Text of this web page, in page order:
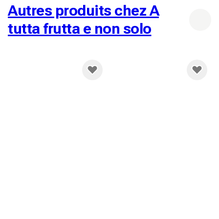
Livraison dès 7.00 CHF
Livraison gratuite dès150.00 CHF
Autres produits chez A
tutta frutta e non solo